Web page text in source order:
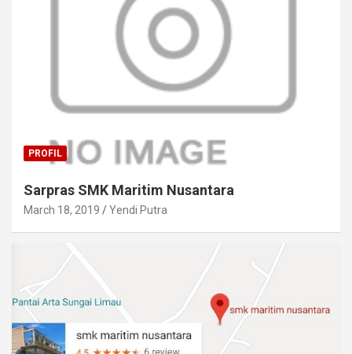
PROFIL
Sarpras SMK Maritim Nusantara
March 18, 2019 Yendi Putra